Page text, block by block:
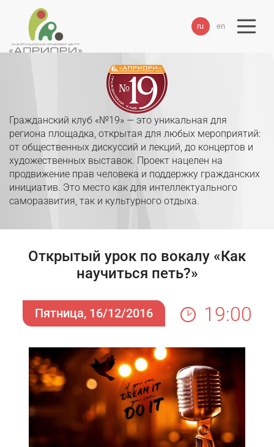
ru en
Гражданский клуб «№19» — это уникальная для
региона площадка, открытая для любых мероприятий:
от общественных дискуссий и лекций, до концертов и
художественных выставок. Проект нацелен на
продвижение прав человека и поддержку гражданских
инициатив. Это место как для интеллектуального
саморазвития, так и культурного отдыха.
Открытый урок по вокалу «Как
научиться петь?»
Пятница, 16/12/2016 19:00